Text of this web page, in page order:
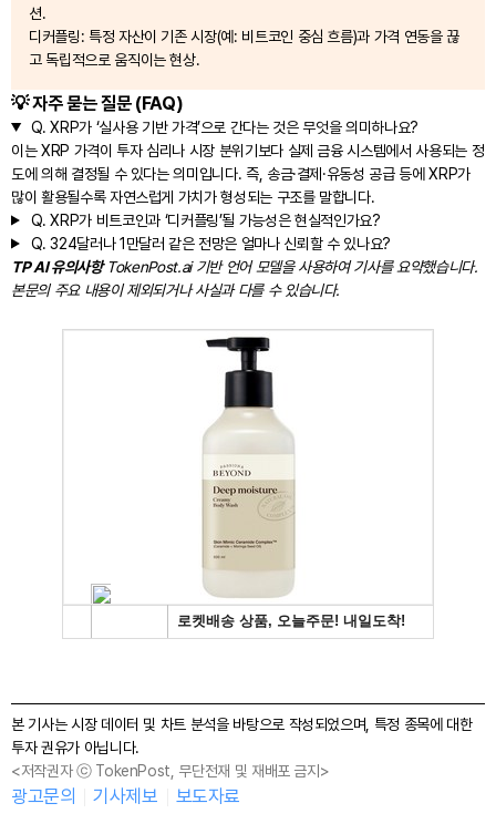
션.
디커플링: 특정 자산이 기존 시장(예: 비트코인 중심 흐름)과 가격 연동을 끊
고 독립적으로 움직이는 현상.
💡 자주 묻는 질문 (FAQ)
Q. XRP가 ‘실사용 기반 가격’으로 간다는 것은 무엇을 의미하나요?
이는 XRP 가격이 투자 심리나 시장 분위기보다 실제 금융 시스템에서 사용되는 정
도에 의해 결정될 수 있다는 의미입니다. 즉, 송금·결제·유동성 공급 등에 XRP가
많이 활용될수록 자연스럽게 가치가 형성되는 구조를 말합니다.
Q. XRP가 비트코인과 ‘디커플링’될 가능성은 현실적인가요?
Q. 324달러나 1만달러 같은 전망은 얼마나 신뢰할 수 있나요?
TP AI 유의사항TokenPost.ai 기반 언어 모델을 사용하여 기사를 요약했습니다.
본문의 주요 내용이 제외되거나 사실과 다를 수 있습니다.
본 기사는 시장 데이터 및 차트 분석을 바탕으로 작성되었으며, 특정 종목에 대한
투자 권유가 아닙니다.
<저작권자 ⓒ TokenPost, 무단전재 및 재배포 금지>
광고문의 기사제보 보도자료